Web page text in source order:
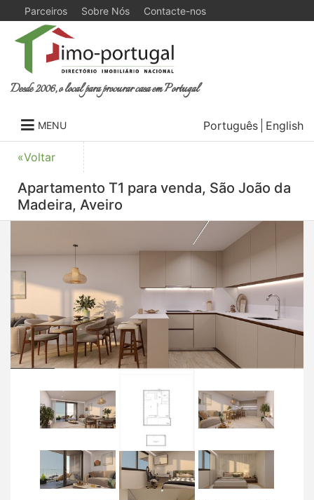
Parceiros Sobre Nós Contacte-nos
Desde 2006, o local para procurar casa em Portugal
MENU Português English
«Voltar
Apartamento T1 para venda, São João da
Madeira, Aveiro